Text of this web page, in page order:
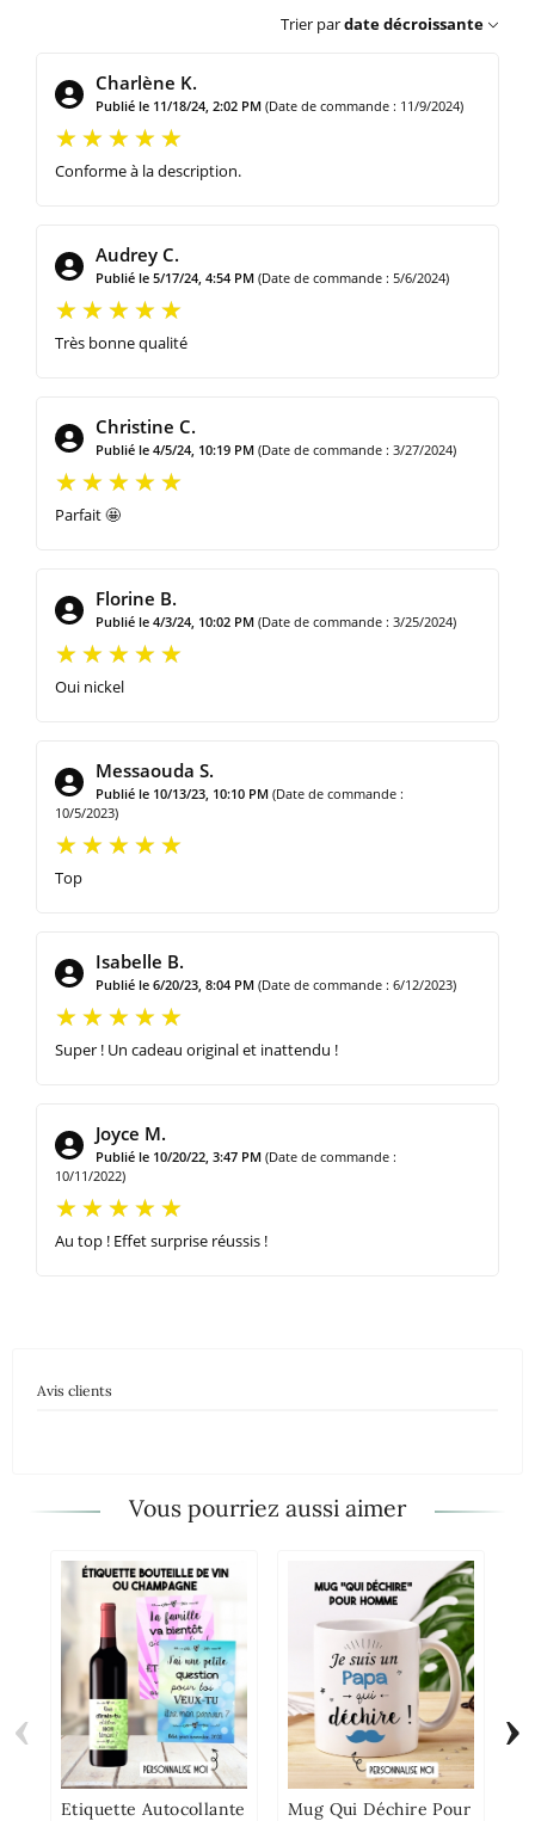
Trier pardate décroissante
Charlène K.
Publié le 11/18/24, 2:02 PM (Date de commande : 11/9/2024)
Conforme à la description.
Audrey C.
Publié le 5/17/24, 4:54 PM (Date de commande : 5/6/2024)
Très bonne qualité
Christine C.
Publié le 4/5/24, 10:19 PM (Date de commande : 3/27/2024)
Parfait 🤩
Florine B.
Publié le 4/3/24, 10:02 PM (Date de commande : 3/25/2024)
Oui nickel
Messaouda S.
Publié le 10/13/23, 10:10 PM (Date de commande :
10/5/2023)
Top
Isabelle B.
Publié le 6/20/23, 8:04 PM (Date de commande : 6/12/2023)
Super ! Un cadeau original et inattendu !
Joyce M.
Publié le 10/20/22, 3:47 PM (Date de commande :
10/11/2022)
Au top ! Effet surprise réussis !
Avis clients
Vous pourriez aussi aimer
Etiquette Autocollante
Mug Qui Déchire Pour
‹ ›